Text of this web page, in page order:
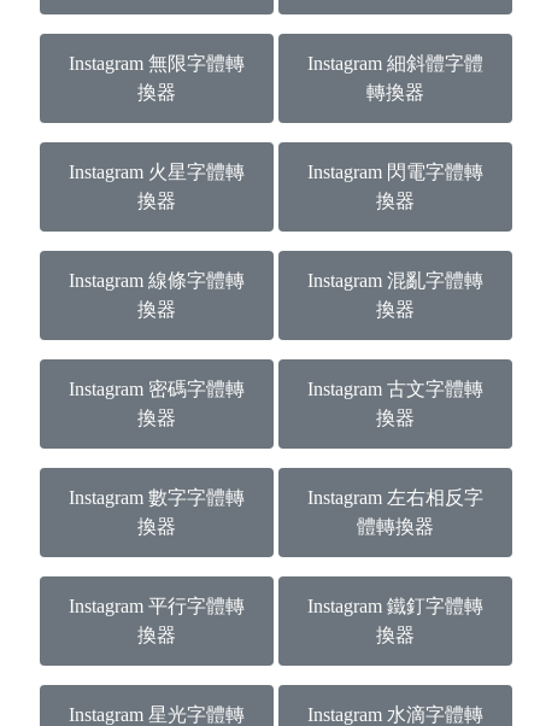
Instagram 無限字體轉
換器
Instagram 細斜體字體
轉換器
Instagram 火星字體轉
換器
Instagram 閃電字體轉
換器
Instagram 線條字體轉
換器
Instagram 混亂字體轉
換器
Instagram 密碼字體轉
換器
Instagram 古文字體轉
換器
Instagram 數字字體轉
換器
Instagram 左右相反字
體轉換器
Instagram 平行字體轉
換器
Instagram 鐵釘字體轉
換器
Instagram 星光字體轉
Instagram 水滴字體轉